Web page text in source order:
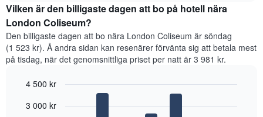
rumspriset
månad
för
månad.
Diagrammet
har
X-
som
Vilken är den billigaste dagen att bo på hotell nära
London Coliseum?
Den billigaste dagen att bo nära London Coliseum är söndag
(1 523 kr). Å andra sidan kan resenärer förvänta sig att betala mest
på tisdag, när det genomsnittliga priset per natt är 3 981 kr.
chart
graphic.
3 000 kr
4 500 kr